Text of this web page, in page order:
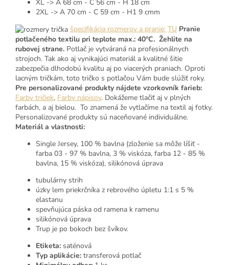
XL -> A 68 cm - C 56 cm - H 18 cm
2XL -> A 70 cm - C 59 cm - H1 9 cmm
špecifikácia rozmerov a pranie: TU Pranie
potlačeného textilu pri teplote max.: 40°C. Žehlite na
rubovej strane. Potlač je vytváraná na profesionálnych
strojoch. Tak ako aj vynikajúci materiál a kvalitné šitie
zabezpečia dlhodobú kvalitu aj po viacerých praniach. Oproti
lacným tričkám, toto tričko s potlačou Vám bude slúžiť roky.
Pre personalizované produkty nájdete vzorkovník farieb:
Farby tričiek, Farby nápisov. Dokážeme tlačiť aj v plných
farbách, a aj bielou. To znamená že vytlačíme na textil aj fotky.
Personalizované produkty sú naceňované individuálne.
Materiál a vlastnosti:
Single Jersey, 100 % bavlna (zloženie sa môže líšiť -
farba 03 - 97 % bavlna, 3 % viskóza, farba 12 - 85 %
bavlna, 15 % viskóza), silikónová úprava
tubulárny strih
úzky lem priekrčníka z rebrového úpletu 1:1 s 5 %
elastanu
spevňujúca páska od ramena k ramenu
silikónová úprava
Trup je po bokoch bez švíkov.
Etiketa: saténová
Typ aplikácie: transferová potlač